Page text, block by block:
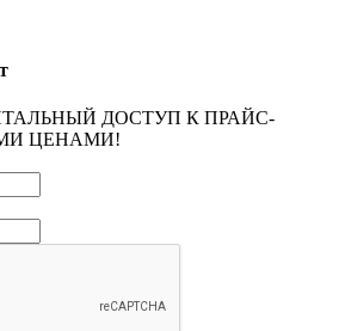
ДОСТУП К ПРАЙС-
ЦЕНАМИ!